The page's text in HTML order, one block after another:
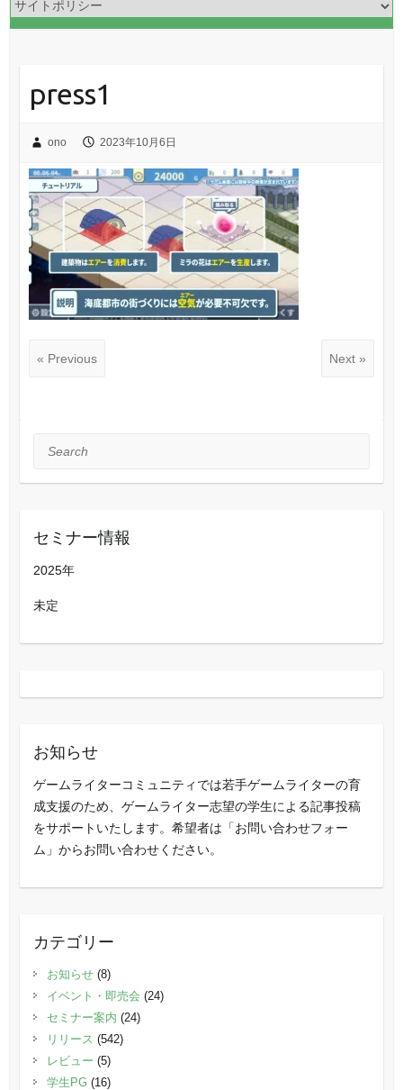
press1
ono 2023年10月6日
« Previous Next »
Search
セミナー情報
2025年
未定
お知らせ
ゲームライターコミュニティでは若手ゲームライターの育
成支援のため、ゲームライター志望の学生による記事投稿
をサポートいたします。希望者は「お問い合わせフォー
ム」からお問い合わせください。
カテゴリー
お知らせ(8)
イベント・即売会 (24)
セミナー案内 (24)
リリース (542)
レビュー (5)
学生PG(16)